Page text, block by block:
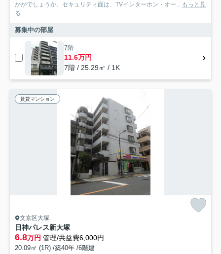
かがでしょうか。セキュリティ面は、TVインターホン・オー...
もっと見
る
募集中の部屋
7階
11.6万円
7階 / 25.29㎡ / 1K
賃貸マンション
文京区大塚
日神パレス新大塚
6.8万円 管理/共益費6,000円
20.09㎡ (1R) /築40年 /6階建